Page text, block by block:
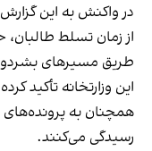
در واکنش به این
طریق مسیرهای
این وزارتخانه تأکید
همچنان به پرونده‌های
رسیدگی می‌کنند.